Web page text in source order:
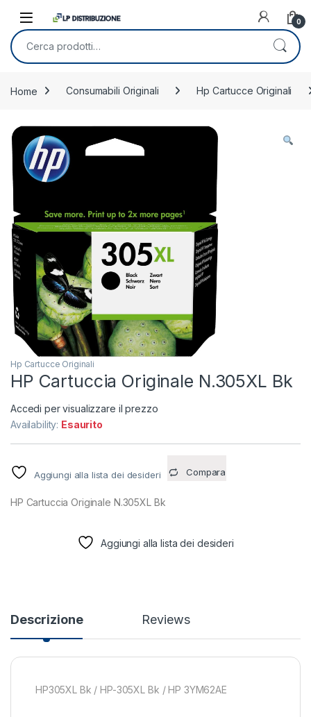
0
Cerca:
Home Consumabili Originali Hp Cartucce Originali
Hp Cartucce Originali
HP Cartuccia Originale N.305XL Bk
Accedi per visualizzare il prezzo
Availability: Esaurito
Aggiungi alla lista dei desideri Compara
HP Cartuccia Originale N.305XL Bk
Aggiungi alla lista dei desideri
Descrizione Reviews
HP305XL Bk / HP-305XL Bk / HP 3YM62AE